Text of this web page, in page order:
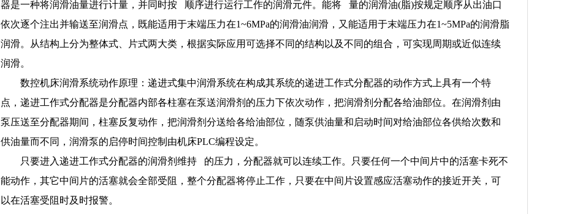
器是一种将润滑油量进行计量，并同时按 顺序进行运行工作的润滑元件。能将 量的润滑油(脂)按规定顺序从出油口
依次逐个注出并输送至润滑点，既能适用于末端压力在1~6MPa的润滑油润滑，又能适用于末端压力在1~5MPa的润滑脂
润滑。从结构上分为整体式、片式两大类，根据实际应用可选择不同的结构以及不同的组合，可实现周期或近似连续
润滑。
数控机床润滑系统动作原理：递进式集中润滑系统在构成其系统的递进工作式分配器的动作方式上具有一个特
点，递进工作式分配器是分配器内部各柱塞在泵送润滑剂的压力下依次动作，把润滑剂分配各给油部位。在润滑剂由
泵压送至分配器期间，柱塞反复动作，把润滑剂分送给各给油部位，随泵供油量和启动时间对给油部位各供给次数和
供油量而不同，润滑泵的启停时间控制由机床PLC编程设定。
只要进入递进工作式分配器的润滑剂维持 的压力，分配器就可以连续工作。只要任何一个中间片中的活塞卡死不
能动作，其它中间片的活塞就会全部受阻，整个分配器将停止工作，只要在中间片设置感应活塞动作的接近开关，可
以在活塞受阻时及时报警。